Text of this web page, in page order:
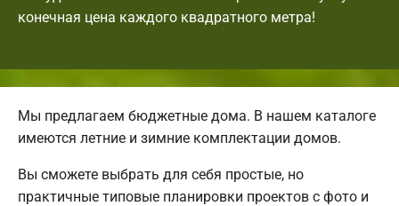
конечная цена каждого квадратного метра!
Мы предлагаем бюджетные дома. В нашем каталоге
имеются летние и зимние комплектации домов.
Вы сможете выбрать для себя простые, но
практичные типовые планировки проектов с фото и